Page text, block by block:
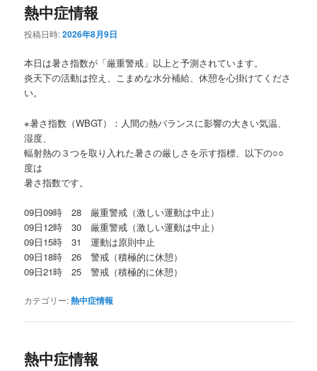
熱中症情報
投稿日時:2026年8月9日
本日は暑さ指数が「厳重警戒」以上と予測されています。
炎天下の活動は控え、こまめな水分補給、休憩を心掛けてくださ
い。
※暑さ指数（WBGT）：人間の熱バランスに影響の大きい気温、
湿度、
輻射熱の３つを取り入れた暑さの厳しさを示す指標、以下の○○
度は
暑さ指数です。
09日09時 28 厳重警戒（激しい運動は中止）
09日12時 30 厳重警戒（激しい運動は中止）
09日15時 31 運動は原則中止
09日18時 26 警戒（積極的に休憩）
09日21時 25 警戒（積極的に休憩）
カテゴリー:熱中症情報
熱中症情報